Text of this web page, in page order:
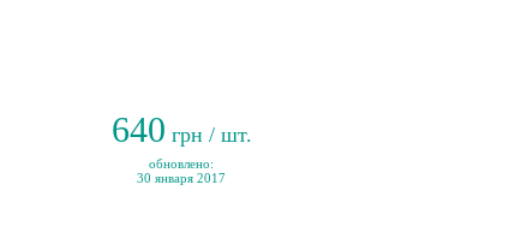
640 грн / шт.
обновлено:
30 января 2017